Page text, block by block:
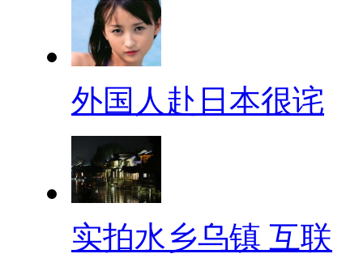
外国人赴日本很诧
实拍水乡乌镇 互联